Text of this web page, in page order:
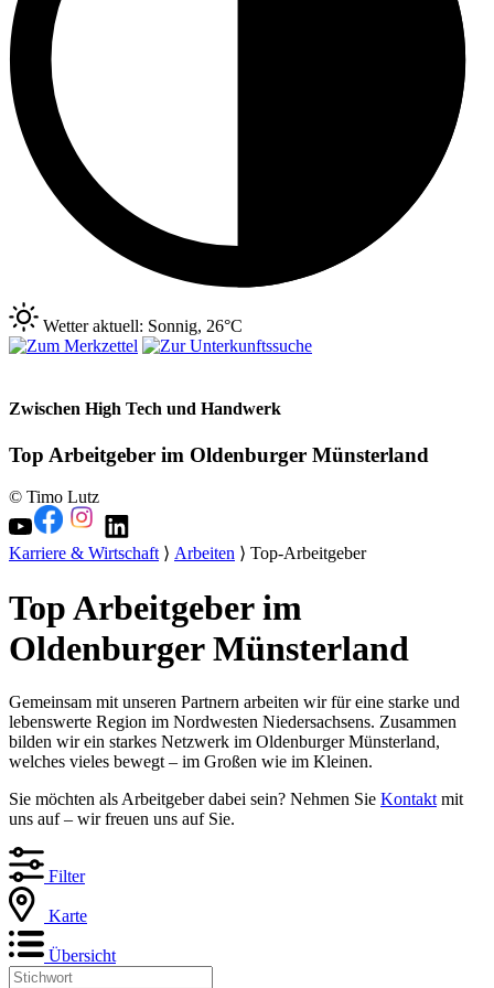
Wetter aktuell: Sonnig, 26°C
Zwischen High Tech und Handwerk
Top Arbeitgeber im Oldenburger Münsterland
© Timo Lutz
Karriere & Wirtschaft⟩ Arbeiten ⟩ Top-Arbeitgeber
Top Arbeitgeber im
Oldenburger Münsterland
Gemeinsam mit unseren Partnern arbeiten wir für eine starke und
lebenswerte Region im Nordwesten Niedersachsens. Zusammen
bilden wir ein starkes Netzwerk im Oldenburger Münsterland,
welches vieles bewegt – im Großen wie im Kleinen.
Sie möchten als Arbeitgeber dabei sein? Nehmen Sie Kontakt mit
uns auf – wir freuen uns auf Sie.
Filter
Karte
Übersicht